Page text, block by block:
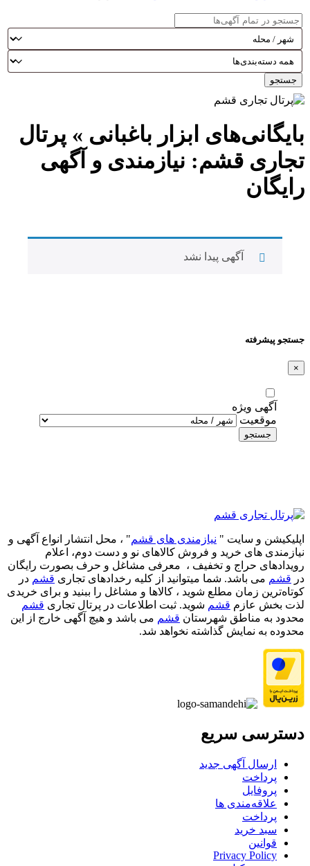
جستجو
بایگانی‌های ابزار باغبانی » پرتال
تجاری قشم: نیازمندی و آگهی
رایگان
آگهی پیدا نشد
جستجو پیشرفته
×
آگهی ویژه
موقعیت
جستجو
اپلیکیشن و سایت " نیازمندی های قشم" ، محل انتشار انواع آگهی و
نیازمندی های خرید و فروش کالاهای نو و دست‌ دوم، اعلام
رویدادهای حراج و تخفیف ، معرفی مشاغل و حرف بصورت رایگان
در قشم می باشد. شما میتوانید از کلیه رخدادهای تجاری قشم در
کوتاه‌ترین زمان مطلع شوید ، کالاها و مشاغل را ببنید و برای خریدی
لذت بخش عازم قشم شوید. ثبت اطلاعات در پرتال تجاری قشم
محدود به مناطق شهرستان قشم می باشد و هیچ آگهی خارج از این
محدوده به نمایش گذاشته نخواهد شد.
دسترسی سریع
ارسال آگهی جدید
پرداخت
پروفایل
علاقه‌مندی ها
پرداخت
سبد خرید
قوانین
Privacy Policy